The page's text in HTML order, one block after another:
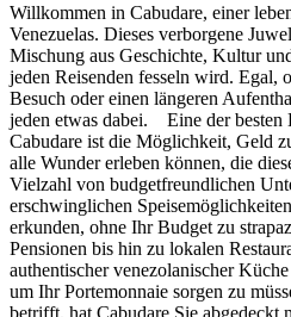
Willkommen in Cabudare, einer
Venezuelas. Dieses verborgene
Mischung aus Geschichte, Kultur
jeden Reisenden fesseln wird. Egal,
Besuch oder einen längeren
jeden etwas dabei. Eine der besten
Cabudare ist die Möglichkeit, Geld
alle Wunder erleben können, die
Vielzahl von budgetfreundlichen
erschwinglichen
erkunden, ohne Ihr Budget zu
Pensionen bis hin zu lokalen
authentischer venezolanischer
um Ihr Portemonnaie sorgen zu
betrifft, hat Cabudare Sie abgedeckt